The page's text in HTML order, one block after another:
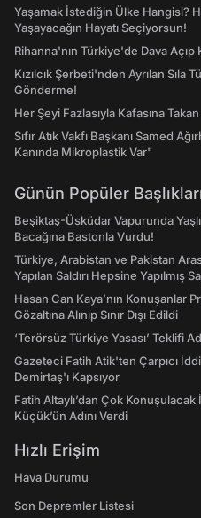
Yaşamak İstediğin Ülke Hangisi?
Yaşayacağın Hayatı Seçiyorsun!
Rihanna'nın Türkiye'de Dava Açıp
Kızılcık Şerbeti'nden Ayrılan Sıla
Gönderme!
Her Şeyi Fazlasıyla Kafasına
Sıfır Atık Vakfı Başkanı Samed
Kanında Mikroplastik Var"
Günün Popüler
Beşiktaş-Üsküdar Vapurunda Yaşlı
Bacağına Bastonla Vurdu!
Türkiye, Arabistan ve Pakistan
Yapılan Saldırı Hepsine Yapılmış
Hasan Can Kaya’nın Konuşanlar
Gözaltına Alınıp Sınır Dışı Edildi
‘Terörsüz Türkiye Yasası’ Teklifi
Gazeteci Fatih Atik'ten Çarpıcı
Demirtaş'ı Kapsıyor
Fatih Altaylı’dan Çok
Küçük’ün Adını Verdi
Hızlı Erişim
Hava Durumu
Son Depremler Listesi